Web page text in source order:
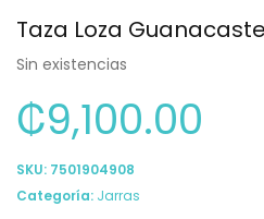
Taza Loza
Sin existencias
₡9,100.00
SKU: 7501904908
Categoría: Jarras